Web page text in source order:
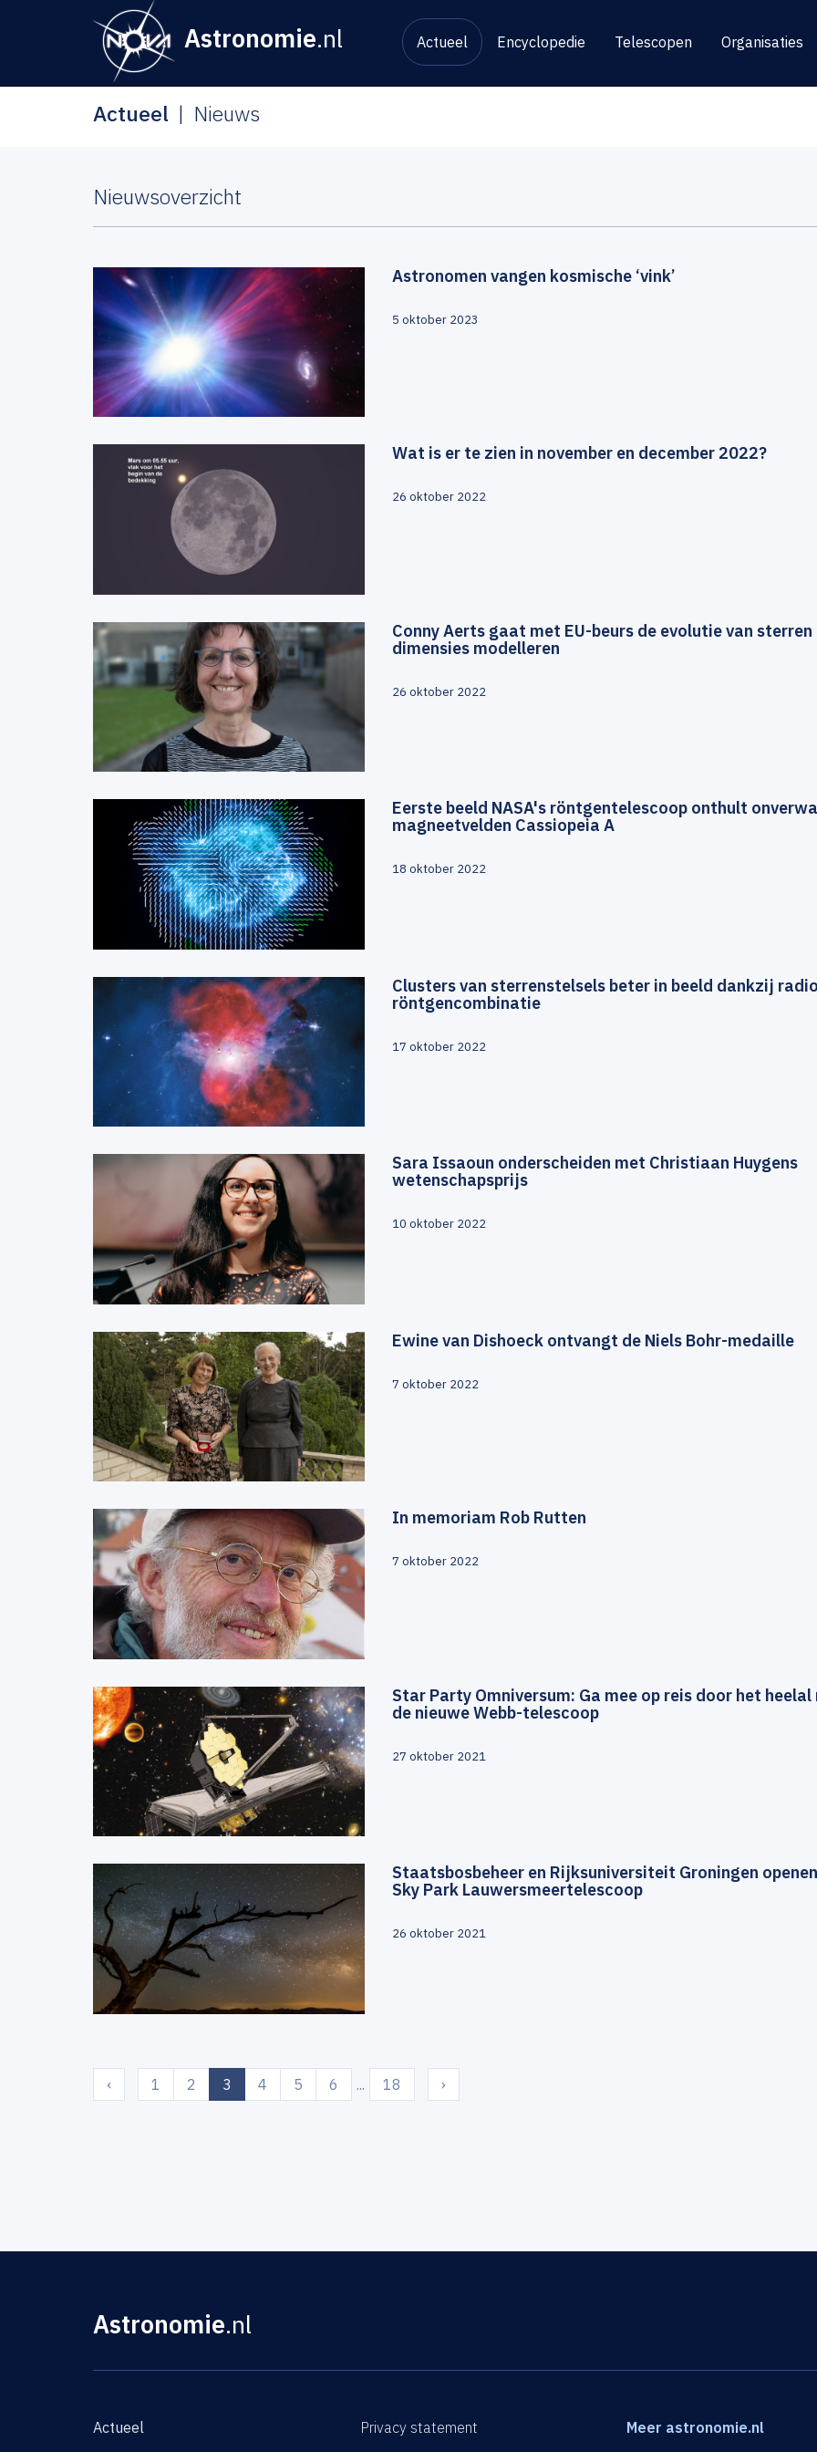
Astronomie.nl Actueel Encyclopedie Telescopen Organisaties
Actueel Nieuws
Nieuwsoverzicht
Astronomen vangen kosmische ‘vink’
5 oktober 2023
Wat is er te zien in november en december 2022?
26 oktober 2022
Conny Aerts gaat met EU-beurs de evolutie van sterren
dimensies modelleren
26 oktober 2022
Eerste beeld NASA's röntgentelescoop onthult
magneetvelden Cassiopeia A
18 oktober 2022
Clusters van sterrenstelsels beter in beeld dankzij
röntgencombinatie
17 oktober 2022
Sara Issaoun onderscheiden met Christiaan Huygens
wetenschapsprijs
10 oktober 2022
Ewine van Dishoeck ontvangt de Niels Bohr-medaille
7 oktober 2022
In memoriam Rob Rutten
7 oktober 2022
Star Party Omniversum: Ga mee op reis door het
de nieuwe Webb-telescoop
27 oktober 2021
Staatsbosbeheer en Rijksuniversiteit Groningen
Sky Park Lauwersmeertelescoop
26 oktober 2021
‹ 1 2 3 (current)
4 5 6 ... 18 ›
Astronomie.nl
Actueel Privacy statement Meer astronomie.nl